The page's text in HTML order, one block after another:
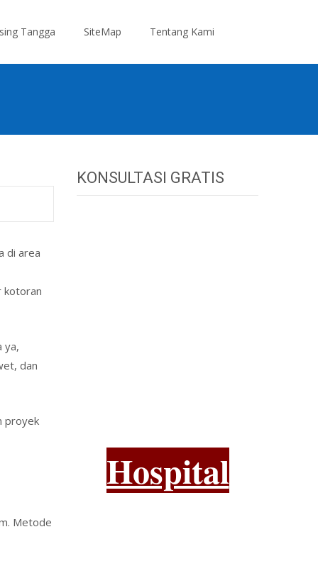
Tangga SiteMap Tentang Kami
di area
kotoran
ya,
dan
proyek
Metode
KONSULTASI GRATIS
Hospital